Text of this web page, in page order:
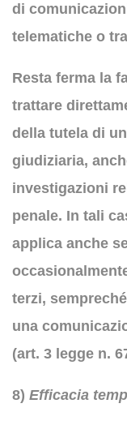
di
telematiche o
Resta ferma la
trattare
della tutela di
giudiziaria,
investigazioni
penale. In tali
applica anche
terzi,
una
(art. 3 legge n.
8) Efficacia